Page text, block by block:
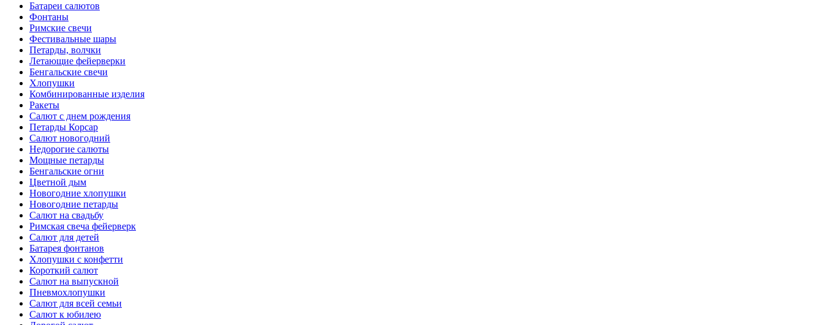
Батареи салютов
Фонтаны
Римские свечи
Фестивальные шары
Петарды, волчки
Летающие фейерверки
Бенгальские свечи
Хлопушки
Комбинированные изделия
Ракеты
Салют с днем рождения
Петарды Корсар
Салют новогодний
Недорогие салюты
Мощные петарды
Бенгальские огни
Цветной дым
Новогодние хлопушки
Новогодние петарды
Салют на свадьбу
Римская свеча фейерверк
Салют для детей
Батарея фонтанов
Хлопушки с конфетти
Короткий салют
Салют на выпускной
Пневмохлопушки
Салют для всей семьи
Салют к юбилею